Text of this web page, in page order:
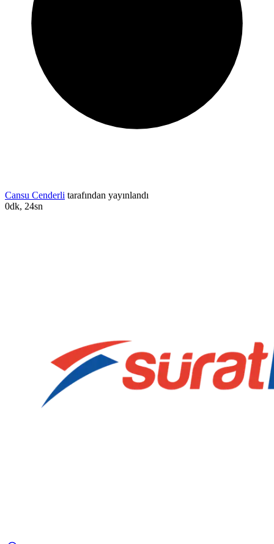
Cansu Cenderli tarafından yayınlandı
0dk, 24sn